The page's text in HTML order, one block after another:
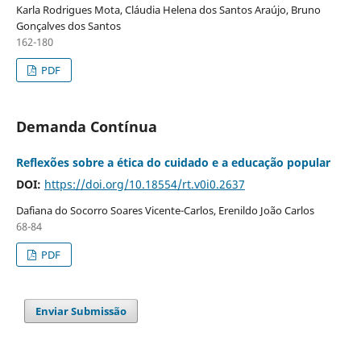
Karla Rodrigues Mota, Cláudia Helena dos Santos Araújo, Bruno
Gonçalves dos Santos
162-180
PDF
Demanda Contínua
Reflexões sobre a ética do cuidado e a educação popular
DOI: https://doi.org/10.18554/rt.v0i0.2637
Dafiana do Socorro Soares Vicente-Carlos, Erenildo João Carlos
68-84
PDF
Enviar Submissão